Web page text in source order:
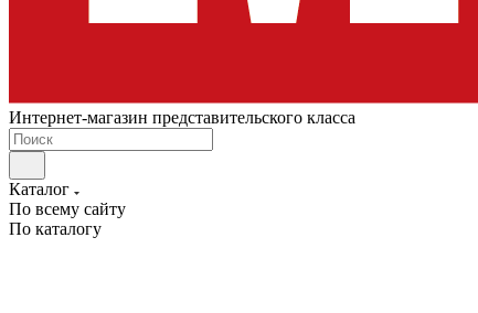
Интернет-магазин представительского класса
Каталог
По всему сайту
По каталогу